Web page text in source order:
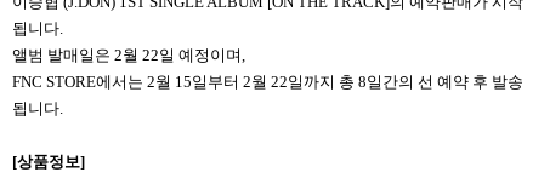
됩니다.
앨범 발매일은 2월 22일 예정이며,
FNC STORE에서는 2월 15일부터 2월 22일까지 총 8일간의 선 예약 후 발송
됩니다.
[상품정보]